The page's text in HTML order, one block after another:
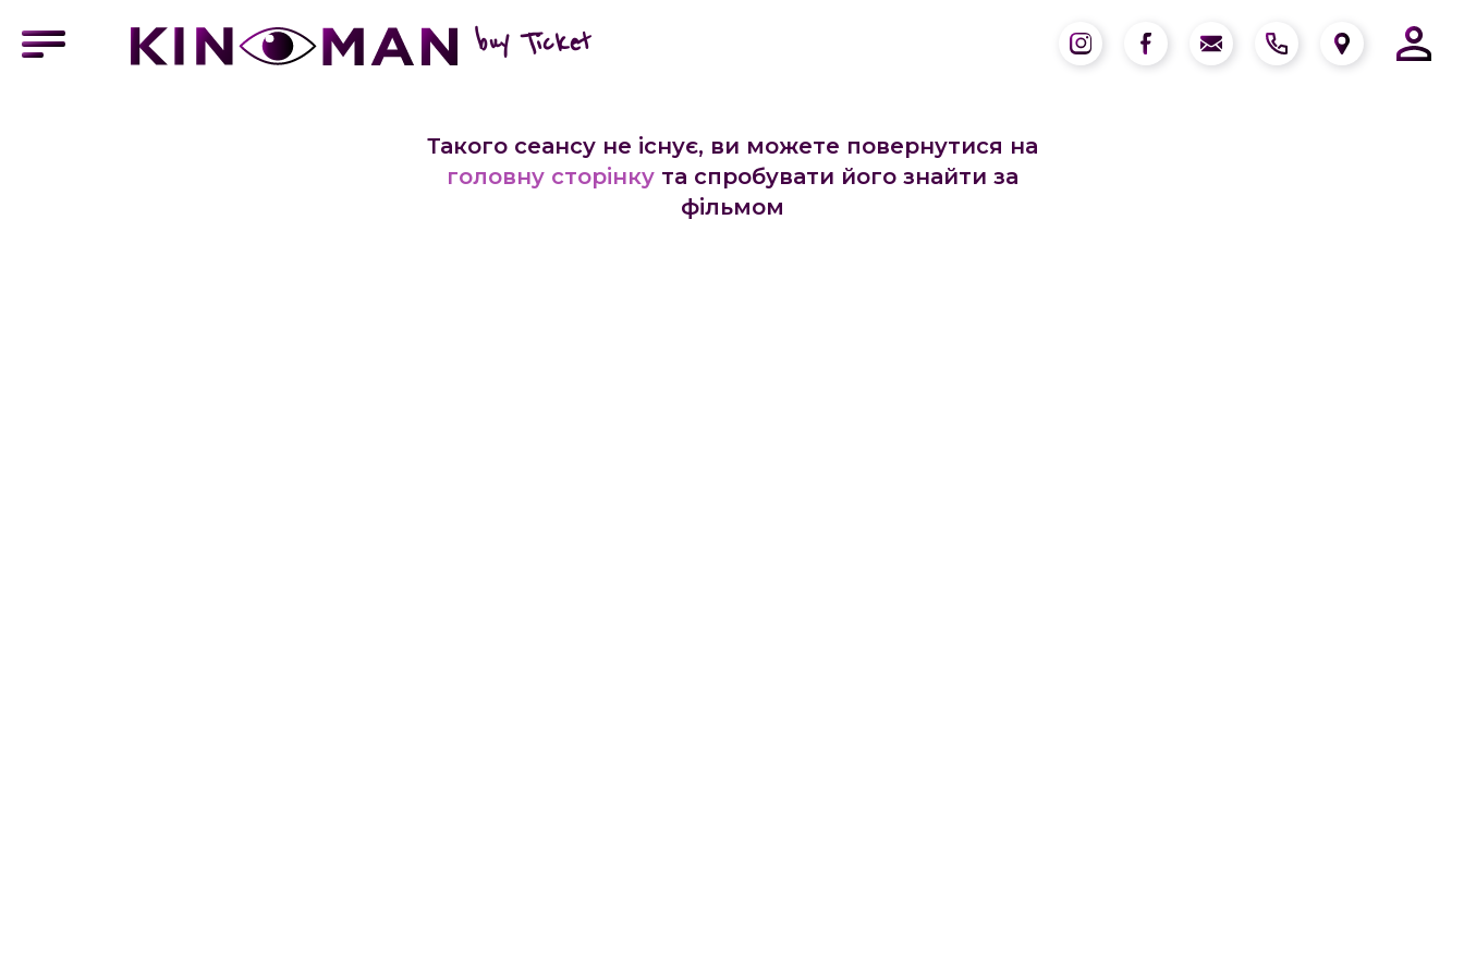
buy Ticket
Такого сеансу не існує, ви можете повернутися на
головну сторінку та спробувати його знайти за
фільмом